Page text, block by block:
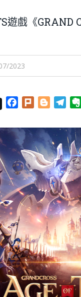
遊戲《GRAND
2023
Facebook
Plurk Blogger